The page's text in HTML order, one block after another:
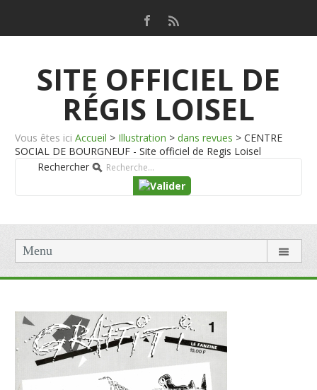
SITE OFFICIEL DE
RÉGIS LOISEL
Vous êtes ici Accueil > Illustration > dans revues > CENTRE
SOCIAL DE BOURGNEUF - Site officiel de Regis Loisel
Rechercher
Menu